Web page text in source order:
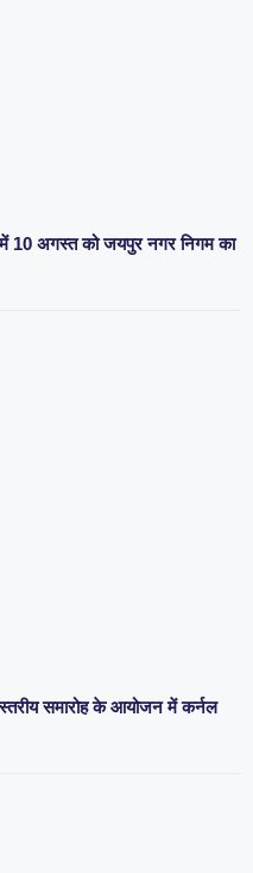
में 10 अगस्त को जयपुर नगर निगम का
समारोह के आयोजन में कर्नल